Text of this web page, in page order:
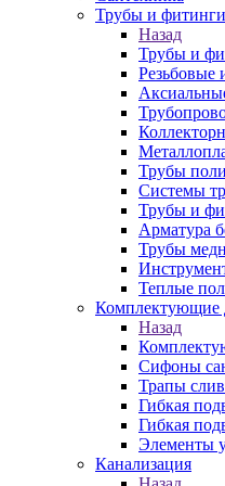
Трубы и
Назад
Трубы и
Резьбовые
Трубы
Системы
Трубы и
Арматура
Трубы
Теплые
Комплектующие
Назад
Сифоны
Трапы
Гибкая
Гибкая
Элементы
Канализация